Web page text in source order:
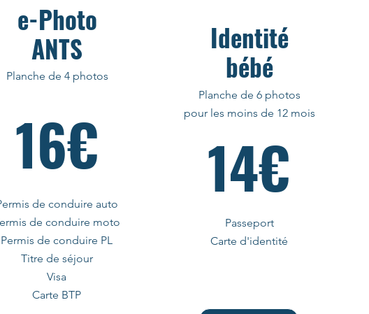
e-Photo
ANTS
Planche de 4 photos
16€
de conduire auto
de conduire moto
Permis de conduire PL
Titre de séjour
Visa
Carte BTP
Identité
bébé
Planche de 6 photos
pour les moins de 12 mois
14€
Passeport
Carte d'identité